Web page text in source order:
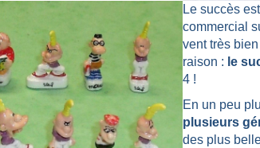
Le succès
commercial
vent très
raison : le
4 !
En un peu
plusieurs
des plus